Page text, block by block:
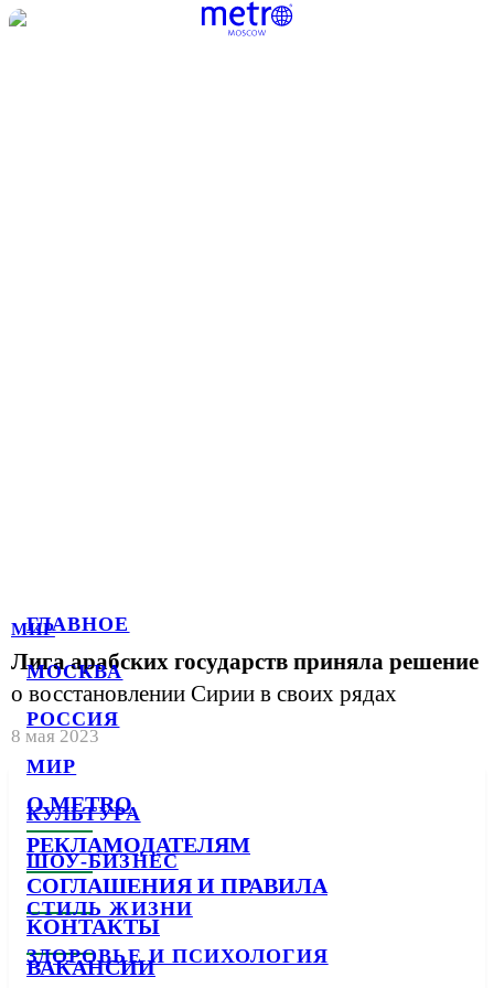
ГЛАВНОЕ
МОСКВА
РОССИЯ
МИР
КУЛЬТУРА
ШОУ-БИЗНЕС
СТИЛЬ ЖИЗНИ
ЗДОРОВЬЕ И ПСИХОЛОГИЯ
МИР
Лига арабских государств приняла решение
о восстановлении Сирии в своих рядах
8 мая 2023
О METRO
РЕКЛАМОДАТЕЛЯМ
СОГЛАШЕНИЯ И ПРАВИЛА
КОНТАКТЫ
ВАКАНСИИ